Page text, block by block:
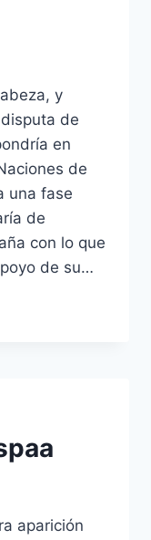
y
de
en
de
una fase
de
con lo que
de su…
aparición